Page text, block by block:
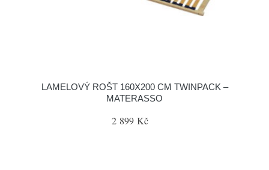
LAMELOVÝ ROŠT 160X200 CM TWINPACK –
MATERASSO
2 899 Kč